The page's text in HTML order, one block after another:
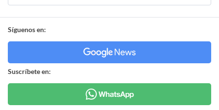
Síguenos en:
Suscríbete en: